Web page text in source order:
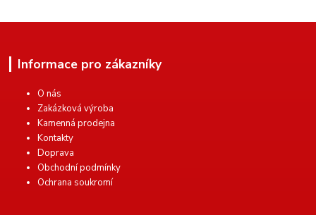
Informace pro zákazníky
O nás
Zakázková výroba
Kamenná prodejna
Kontakty
Doprava
Obchodní podmínky
Ochrana soukromí